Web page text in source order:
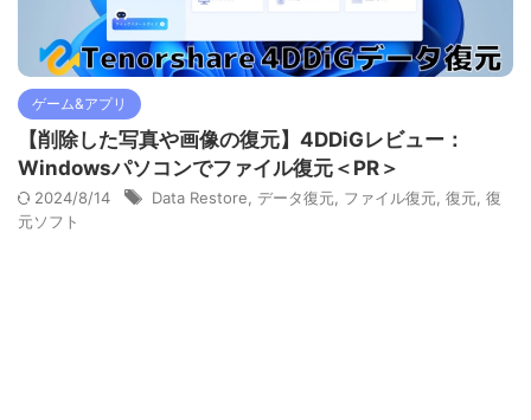
ゲーム&アプリ
【削除した写真や画像の復元】4DDiGレビュー：
Windowsパソコンでファイル復元＜PR＞
2024/8/14 Data Restore, データ復元, ファイル復元, 復元, 復
元ソフト